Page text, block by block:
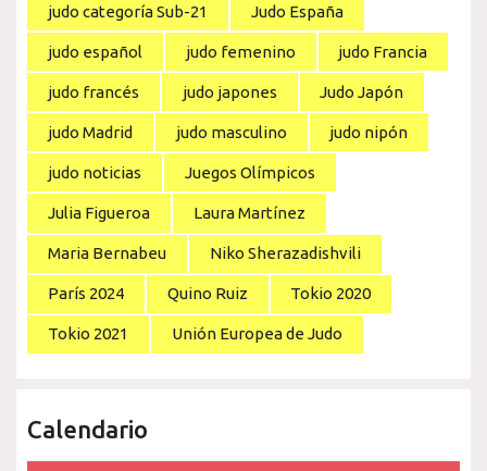
judo categoría Sub-21 Judo España
judo español judo femenino judo Francia
judo francés judo japones Judo Japón
judo Madrid judo masculino judo nipón
judo noticias Juegos Olímpicos
Julia Figueroa Laura Martínez
Maria Bernabeu Niko Sherazadishvili
París 2024 Quino Ruiz Tokio 2020
Tokio 2021 Unión Europea de Judo
Calendario